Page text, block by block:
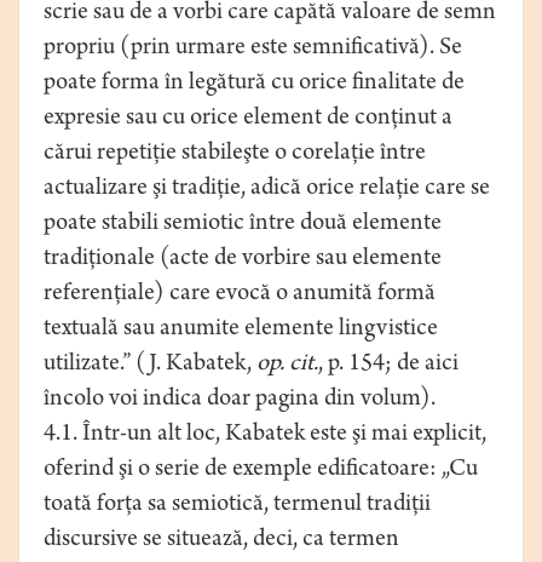
scrie sau de a vorbi care capătă valoare de semn
propriu (prin urmare este semnificativă). Se
poate forma în legătură cu orice finalitate de
expresie sau cu orice element de conţinut a
cărui repetiţie stabileşte o corelaţie între
actualizare şi tradiţie, adică orice relaţie care se
poate stabili semiotic între două elemente
tradiţionale (acte de vorbire sau elemente
referenţiale) care evocă o anumită formă
textuală sau anumite elemente lingvistice
utilizate.” (J. Kabatek, op. cit., p. 154; de aici
încolo voi indica doar pagina din volum).
4.1. Într-un alt loc, Kabatek este şi mai explicit,
oferind şi o serie de exemple edificatoare: „Cu
toată forţa sa semiotică, termenul tradiţii
discursive se situează, deci, ca termen